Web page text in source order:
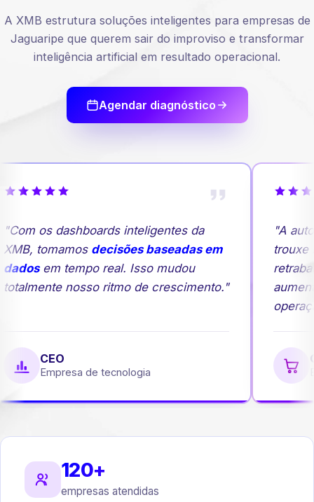
A XMB estrutura soluções inteligentes para empresas de
Jaguaripe que querem sair do improviso e transformar
inteligência artificial em resultado operacional.
Agendar diagnóstico
os dashboards inteligentes da
tomamosdecisões baseadas em
em tempo real. Isso mudou
nosso ritmo de crescimento."
CEO
Empresa de tecnologia
"A
trouxe
120+
empresas atendidas